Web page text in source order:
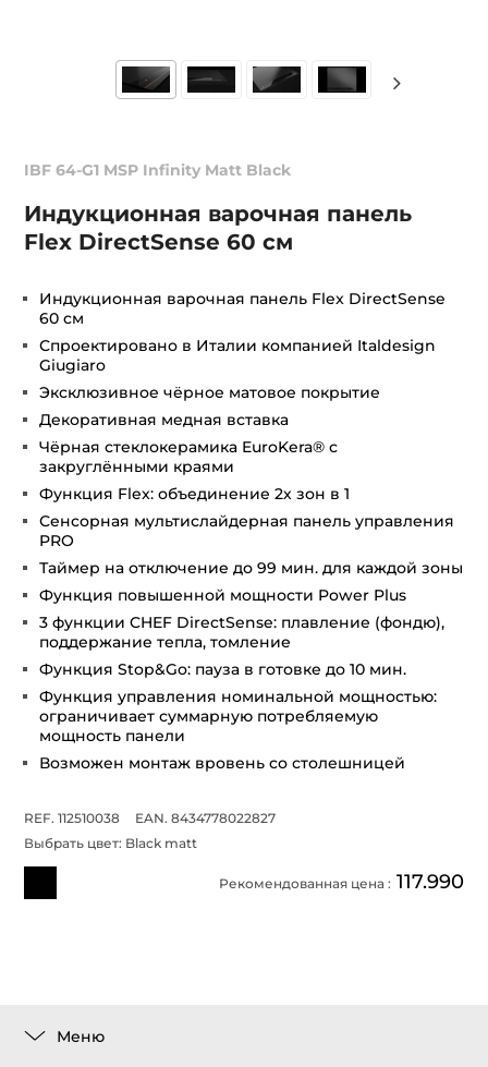
IBF 64-G1 MSP Infinity Matt Black
Индукционная варочная панель
Flex DirectSense 60 см
Индукционная варочная панель Flex DirectSense
60 см
Спроектировано в Италии компанией Italdesign
Giugiaro
Эксклюзивное чёрное матовое покрытие
Декоративная медная вставка
Чёрная стеклокерамика EuroKera® с
закруглёнными краями
Функция Flex: объединение 2х зон в 1
Сенсорная мультислайдерная панель управления
PRO
Таймер на отключение до 99 мин. для каждой зоны
Функция повышенной мощности Power Plus
3 функции CHEF DirectSense: плавление (фондю),
поддержание тепла, томление
Функция Stop&Go: пауза в готовке до 10 мин.
Функция управления номинальной мощностью:
ограничивает суммарную потребляемую
мощность панели
Возможен монтаж вровень со столешницей
REF. 112510038
EAN. 8434778022827
Выбрать цвет: Black matt
Рекомендованная цена : 117.990
Меню